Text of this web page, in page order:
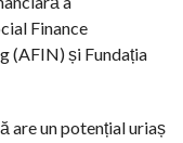
Finance
(AFIN) și Fundația
are un potențial uriaș